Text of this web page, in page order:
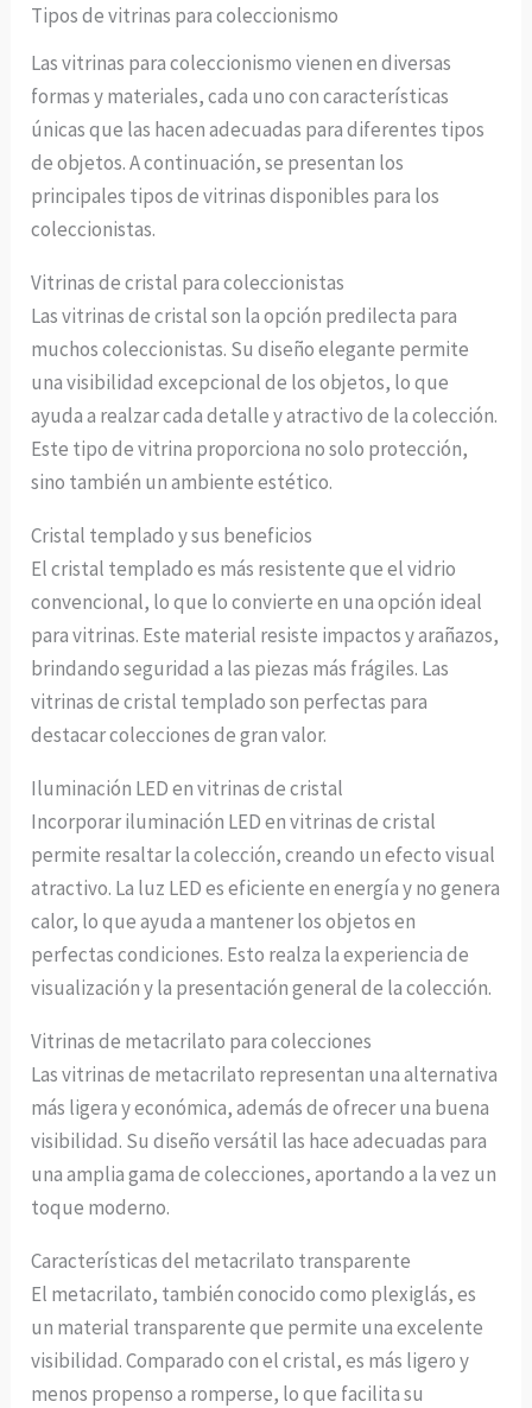
Tipos de vitrinas para coleccionismo
Las vitrinas para coleccionismo vienen en diversas
formas y materiales, cada uno con características
únicas que las hacen adecuadas para diferentes tipos
de objetos. A continuación, se presentan los
principales tipos de vitrinas disponibles para los
coleccionistas.
Vitrinas de cristal para coleccionistas
Las vitrinas de cristal son la opción predilecta para
muchos coleccionistas. Su diseño elegante permite
una visibilidad excepcional de los objetos, lo que
ayuda a realzar cada detalle y atractivo de la colección.
Este tipo de vitrina proporciona no solo protección,
sino también un ambiente estético.
Cristal templado y sus beneficios
El cristal templado es más resistente que el vidrio
convencional, lo que lo convierte en una opción ideal
para vitrinas. Este material resiste impactos y arañazos,
brindando seguridad a las piezas más frágiles. Las
vitrinas de cristal templado son perfectas para
destacar colecciones de gran valor.
Iluminación LED en vitrinas de cristal
Incorporar iluminación LED en vitrinas de cristal
permite resaltar la colección, creando un efecto visual
atractivo. La luz LED es eficiente en energía y no genera
calor, lo que ayuda a mantener los objetos en
perfectas condiciones. Esto realza la experiencia de
visualización y la presentación general de la colección.
Vitrinas de metacrilato para colecciones
Las vitrinas de metacrilato representan una alternativa
más ligera y económica, además de ofrecer una buena
visibilidad. Su diseño versátil las hace adecuadas para
una amplia gama de colecciones, aportando a la vez un
toque moderno.
Características del metacrilato transparente
El metacrilato, también conocido como plexiglás, es
un material transparente que permite una excelente
visibilidad. Comparado con el cristal, es más ligero y
menos propenso a romperse, lo que facilita su